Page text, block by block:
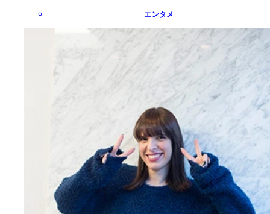
エンタメ